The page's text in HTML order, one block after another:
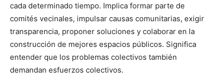
cada determinado tiempo. Implica formar parte de
comités vecinales, impulsar causas comunitarias, exigir
transparencia, proponer soluciones y colaborar en la
construcción de mejores espacios públicos. Significa
entender que los problemas colectivos también
demandan esfuerzos colectivos.